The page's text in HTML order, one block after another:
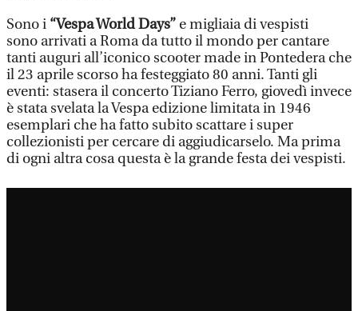
Sono i “Vespa World Days” e migliaia di vespisti
sono arrivati a Roma da tutto il mondo per cantare
tanti auguri all’iconico scooter made in Pontedera che
il 23 aprile scorso ha festeggiato 80 anni. Tanti gli
eventi: stasera il concerto Tiziano Ferro, giovedì invece
è stata svelata la Vespa edizione limitata in 1946
esemplari che ha fatto subito scattare i super
collezionisti per cercare di aggiudicarselo. Ma prima
di ogni altra cosa questa è la grande festa dei vespisti.